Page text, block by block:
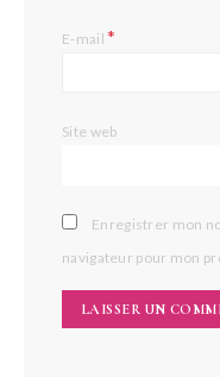
E-mail*
Site web
Enregistrer mon
navigateur pour mon